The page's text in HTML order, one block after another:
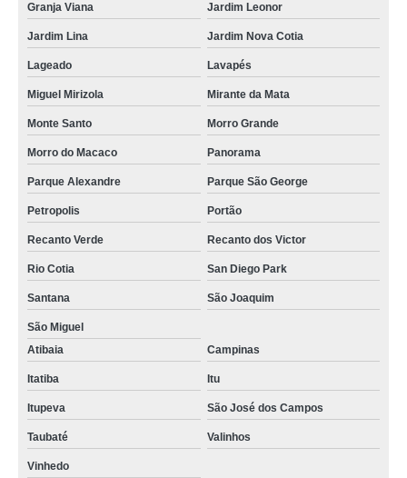
Granja Viana Jardim Leonor
Jardim Lina Jardim Nova Cotia
Lageado Lavapés
Miguel Mirizola Mirante da Mata
Monte Santo Morro Grande
Morro do Macaco Panorama
Parque Alexandre Parque São George
Petropolis Portão
Recanto Verde Recanto dos Victor
Rio Cotia San Diego Park
Santana São Joaquim
São Miguel
Atibaia
Campinas
Itatiba Itu
Itupeva São José dos Campos
Taubaté Valinhos
Vinhedo